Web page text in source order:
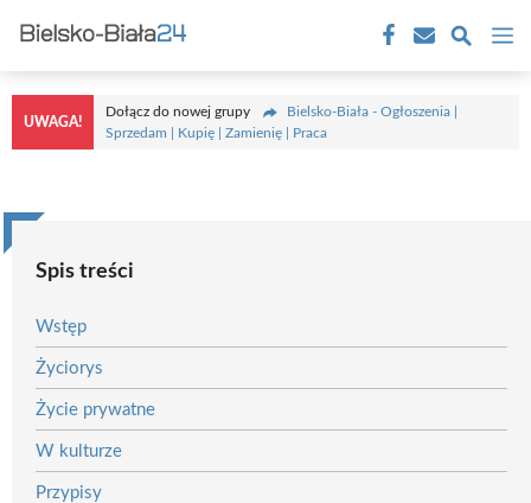
treści
UWAGA!
Dołącz do nowej grupy
Bielsko-Biała - Ogłoszenia |
Sprzedam | Kupię | Zamienię | Praca
Spis treści
Wstęp
Życiorys
Życie prywatne
W kulturze
Przypisy